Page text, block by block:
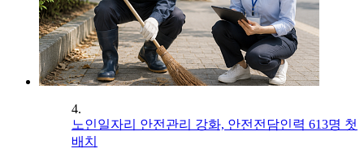
4.
노인일자리 안전관리 강화, 안전전담인력 613명 첫
배치